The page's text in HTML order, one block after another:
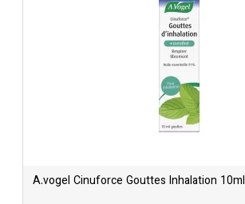
A.vogel Cinuforce Gouttes Inhalation 10ml